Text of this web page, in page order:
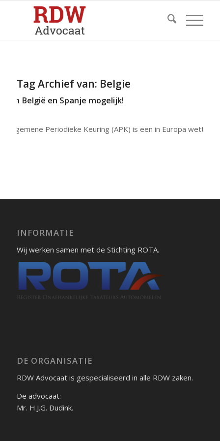
Tag Archief van: Belgie
in België en Spanje mogelijk!
Algemene Periodieke Keuring (APK) is een in Europa
INFORMATIE
Wij werken samen met de Stichting ROTA.
DE ORGANISATIE
RDW Advocaat is gespecialiseerd in alle RDW zaken.
De advocaat:
Mr. H.J.G. Dudink.